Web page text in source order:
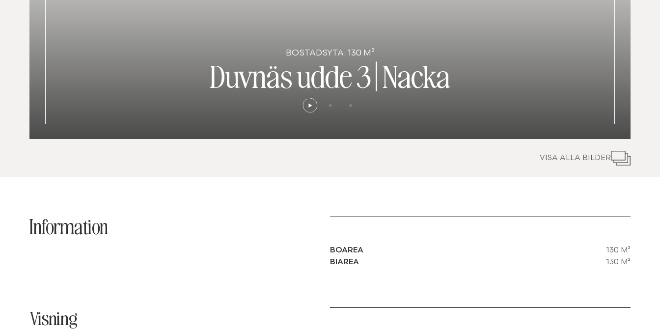
BOSTADSYTA: 130 M²
Duvnäs udde 3|Nacka
VISA ALLA BILDER
Information
BOAREA
130 M²
BIAREA
130 M²
Visning